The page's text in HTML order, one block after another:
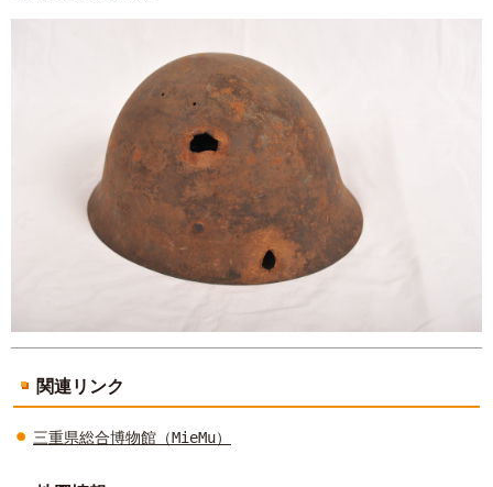
関連リンク
三重県総合博物館（MieMu）